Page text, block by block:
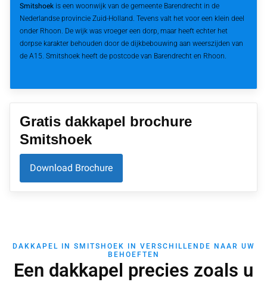
Smitshoekis een woonwijk van de gemeente Barendrecht in de
Nederlandse provincie Zuid-Holland. Tevens valt het voor een klein deel
onder Rhoon. De wijk was vroeger een dorp, maar heeft echter het
dorpse karakter behouden door de dijkbebouwing aan weerszijden van
de A15. Smitshoek heeft de postcode van Barendrecht en Rhoon.
Gratis dakkapel brochure
Smitshoek
Download Brochure
DAKKAPEL IN SMITSHOEK IN VERSCHILLENDE NAAR UW
BEHOEFTEN
Een dakkapel precies zoals u